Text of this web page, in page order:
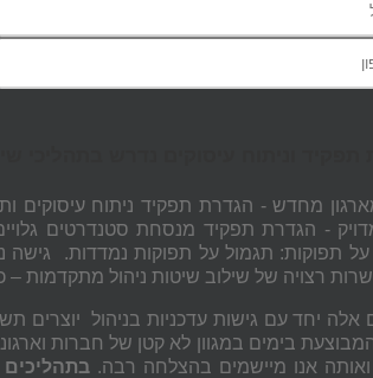
מחדש - הגדרת תפקיד ניתוח עיסוקים
- הגדרת תפקיד מנסחת סטנדרטים
על תפוקות: תגמול על תפוקות נמדדות. גישה
רצויה של שילוב שיטות ניהול מתקדמות –
אלה יחד עם גישות עדכניות בניהול
בימים במגוון לא קטן של חברות
ואותה אנו מיישמים בהצלחה רבה.